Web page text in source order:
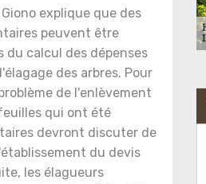
explique que des
peuvent être
du calcul des dépenses
des arbres. Pour
de l'enlèvement
qui ont été
devront discuter de
du devis
les élagueurs